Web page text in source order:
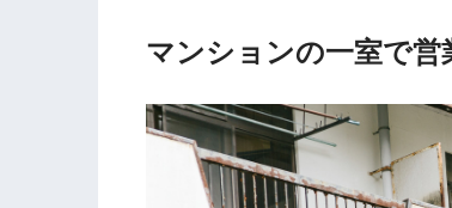
マンションの一室で営